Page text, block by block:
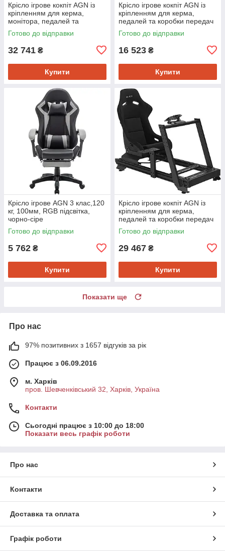
Крісло ігрове кокпіт AGN із
кріпленням для керма,
монітора, педалей та
коробки передач чорне
Готово до відправки
32 741 ₴
Купити
Крісло ігрове кокпіт AGN із
кріпленням для керма,
педалей та коробки передач
чорне
Готово до відправки
16 523 ₴
Купити
Крісло ігрове AGN 3 клас,120
кг, 100мм, RGB підсвітка,
чорно-сіре
Готово до відправки
5 762 ₴
Купити
Крісло ігрове кокпіт AGN із
кріпленням для керма,
педалей та коробки передач
чорне
Готово до відправки
29 467 ₴
Купити
Показати ще
Про нас
97% позитивних з 1657 відгуків за рік
Працює з 06.09.2016
м. Харків
пров. Шевченківський 32, Харків, Україна
Контакти
Сьогодні працює з 10:00 до 18:00
Показати весь графік роботи
Про нас
Контакти
Доставка та оплата
Графік роботи